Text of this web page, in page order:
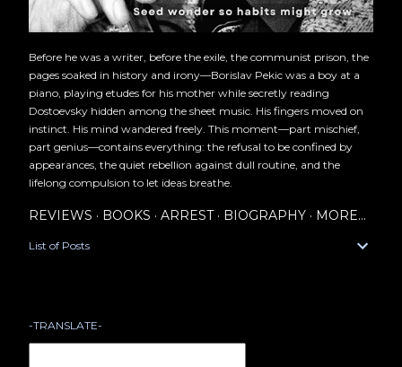
Before he was a writer, before the exile, the communist prison, the
pages soaked in history and irony—Borislav Pekic was a boy at a
piano, playing etudes for his mother while secretly reading
Dostoevsky hidden among the sheet music. His fingers moved on
instinct. His mind wandered freely. This moment—part mischief,
part genius—contains everything: the refusal to be confined by
appearances, the quiet rebellion against dull routine, and the
lifelong compulsion to let ideas breathe.
REVIEWS BOOKS ARREST BIOGRAPHY MORE…
List of Posts
-TRANSLATE-